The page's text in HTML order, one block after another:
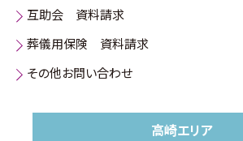
互助会 資料請求
葬儀用保険 資料請求
その他お問い合わせ
高崎エリア